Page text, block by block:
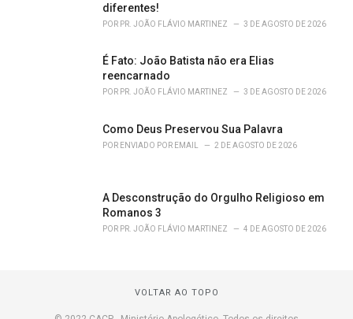
diferentes!
POR PR. JOÃO FLÁVIO MARTINEZ 3 DE AGOSTO DE 2026
É Fato: João Batista não era Elias
reencarnado
POR PR. JOÃO FLÁVIO MARTINEZ 3 DE AGOSTO DE 2026
Como Deus Preservou Sua Palavra
POR ENVIADO POR EMAIL 2 DE AGOSTO DE 2026
A Desconstrução do Orgulho Religioso em
Romanos 3
POR PR. JOÃO FLÁVIO MARTINEZ 4 DE AGOSTO DE 2026
VOLTAR AO TOPO